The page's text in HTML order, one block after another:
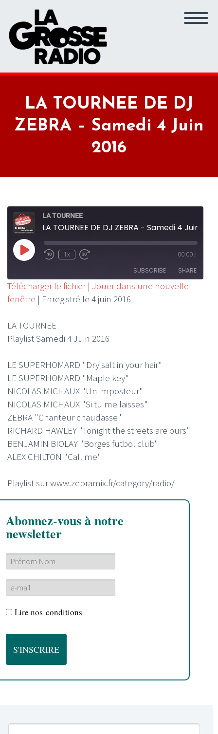
LA TOURNEE DE DJ
ZEBRA – Samedi 4 Juin
2016
LA TOURNEE
Play
EpisodeRewind
Seconds
1x
Fast
30
seconds
00:00 /
SUBSCRIBE SHARE
RSS FEED
SHARE
EMBED
Télécharger le fichier| Jouer dans une nouvelle
fenêtre | Enregistré le 4 juin 2016
LA TOURNEE
Playlist Samedi 4 Juin 2016
LE SUPERHOMARD "Dry salt in your hair"
LE SUPERHOMARD "Maple key"
NICOLAS MICHAUX "Un imposteur"
NICOLAS MICHAUX "Si tu me laisses"
ZEBRA "Chanteur chaudasse"
RICHARD HAWLEY "Tonight the streets are ours"
BENJAMIN BIOLAY "Borges futbol club"
ALEX CHILTON "Call me"
Playlist sur www.zebramix.fr/category/radio/
Abonnez-vous à notre
newsletter
Lire nos conditions